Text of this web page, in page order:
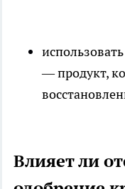
— продукт,
Влияет ли